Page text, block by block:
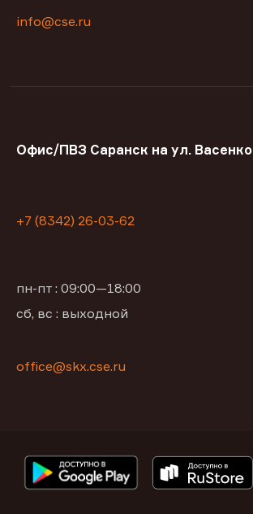
info@cse.ru
Офис/ПВЗ Саранск на ул. Васенко
+7 (8342) 26-03-62
пн-пт : 09:00—18:00
сб, вс : выходной
office@skx.cse.ru